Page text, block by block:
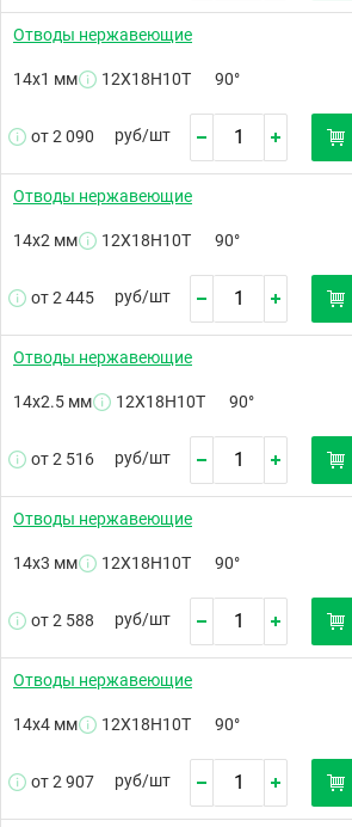
Отводы нержавеющие
14х1 мм 12Х18Н10Т 90°
от 2 090 руб/шт
Отводы нержавеющие
14х2 мм 12Х18Н10Т 90°
от 2 445 руб/шт
Отводы нержавеющие
14х2.5 мм 12Х18Н10Т 90°
от 2 516 руб/шт
Отводы нержавеющие
14х3 мм 12Х18Н10Т 90°
от 2 588 руб/шт
Отводы нержавеющие
14х4 мм 12Х18Н10Т 90°
от 2 907 руб/шт